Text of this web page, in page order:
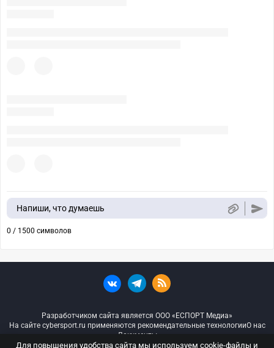
Напиши, что думаешь
0 / 1500 символов
Разработчиком сайта является ООО «ЕСПОРТ Медиа»
На сайте cybersport.ru применяются рекомендательные технологииО нас
Документы
Для повышения удобства сайта мы используем cookie-файлы и